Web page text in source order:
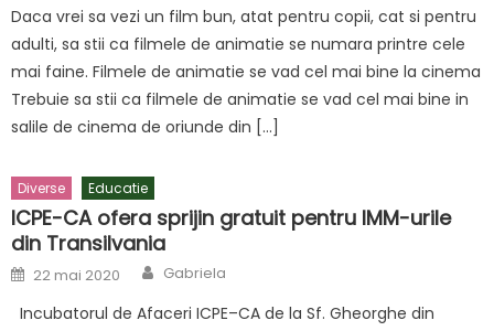
Daca vrei sa vezi un film bun, atat pentru copii, cat si pentru
adulti, sa stii ca filmele de animatie se numara printre cele
mai faine. Filmele de animatie se vad cel mai bine la cinema
Trebuie sa stii ca filmele de animatie se vad cel mai bine in
salile de cinema de oriunde din […]
Diverse Educatie
ICPE-CA ofera sprijin gratuit pentru IMM-urile
din Transilvania
Posted
on
22 mai 2020 Author
Gabriela
Incubatorul de Afaceri ICPE–CA de la Sf. Gheorghe din